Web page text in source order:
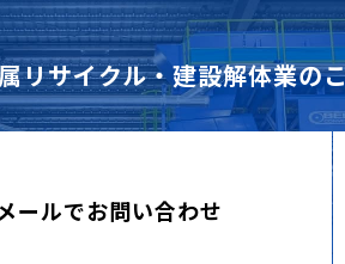
リサイクル・建設解体業の
ールでお問い合わせ